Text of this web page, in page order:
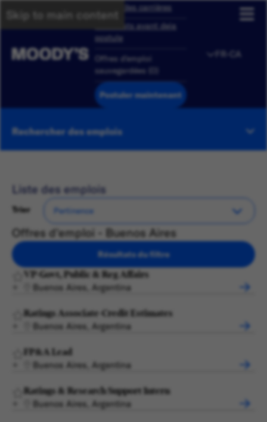
Skip to main contentAperçu des carrières
Candidats ayant deja
postule
Offres d'emploi
sauvegardées
Postuler maintenant
FR-CA
Rechercher des emplois
Liste des emplois
Trier
Offres d'emploi - Buenos Aires
Résultats du filtre
VP-Govt, Public & Reg Affairs
Buenos Aires, Argentina
Ratings Associate-Credit Estimates
Buenos Aires, Argentina
FP&A Lead
Buenos Aires, Argentina
Ratings & Research Support Intern
Buenos Aires, Argentina